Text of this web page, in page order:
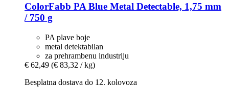
ColorFabb PA Blue Metal Detectable, 1,75 mm
/ 750 g
PA plave boje
metal detektabilan
za prehrambenu industriju
€ 62,49 (€ 83,32 / kg)
Besplatna dostava do 12. kolovoza